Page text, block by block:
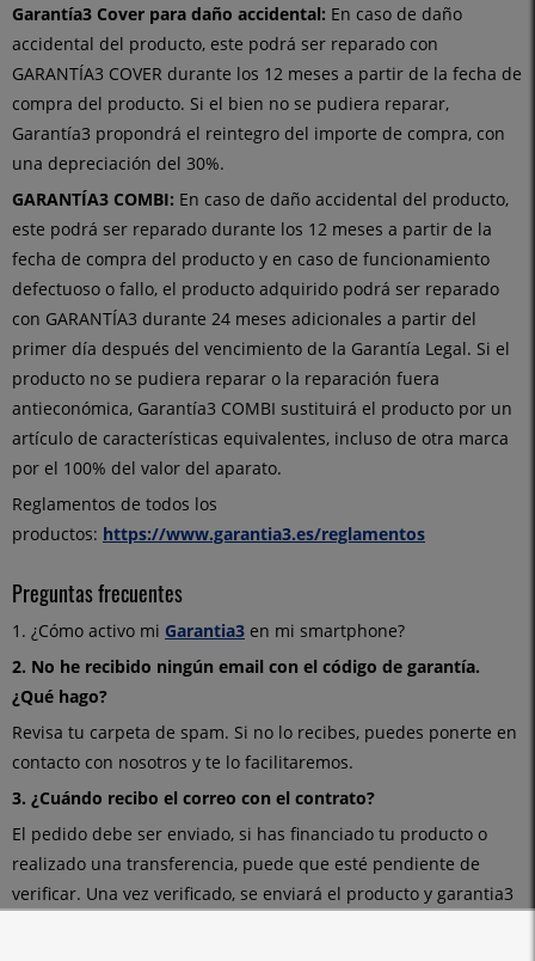
Garantía3 Cover para daño accidental: En caso de daño
accidental del producto, este podrá ser reparado con
GARANTÍA3 COVER durante los 12 meses a partir de la fecha de
compra del producto. Si el bien no se pudiera reparar,
Garantía3 propondrá el reintegro del importe de compra, con
una depreciación del 30%.
GARANTÍA3 COMBI: En caso de daño accidental del producto,
este podrá ser reparado durante los 12 meses a partir de la
fecha de compra del producto y en caso de funcionamiento
defectuoso o fallo, el producto adquirido podrá ser reparado
con GARANTÍA3 durante 24 meses adicionales a partir del
primer día después del vencimiento de la Garantía Legal. Si el
producto no se pudiera reparar o la reparación fuera
antieconómica, Garantía3 COMBI sustituirá el producto por un
artículo de características equivalentes, incluso de otra marca
por el 100% del valor del aparato.
Reglamentos de todos los
productos: https://www.garantia3.es/reglamentos
Preguntas frecuentes
1. ¿Cómo activo mi Garantia3 en mi smartphone?
2. No he recibido ningún email con el código de garantía.
¿Qué hago?
Revisa tu carpeta de spam. Si no lo recibes, puedes ponerte en
contacto con nosotros y te lo facilitaremos.
3. ¿Cuándo recibo el correo con el contrato?
El pedido debe ser enviado, si has financiado tu producto o
realizado una transferencia, puede que esté pendiente de
verificar. Una vez verificado, se enviará el producto y garantia3